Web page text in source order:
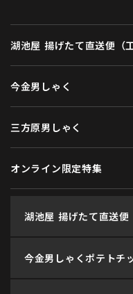
湖池屋 揚げたて直送便（
今金男しゃく
三方原男しゃく
オンライン限定特集
湖池屋 揚げたて直送便
今金男しゃくポテトチ